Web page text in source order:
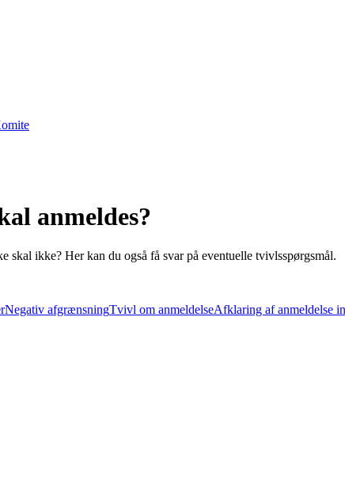
anmeldes?
skal ikke? Her kan du også få svar på eventuelle tvivlsspørgsmål.
Negativ afgrænsningTvivl om anmeldelseAfklaring af anmeldelse